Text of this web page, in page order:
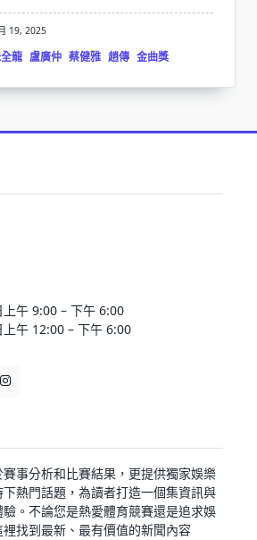
19, 2025
龍 盧廣仲 蔡健雅 趙傳 金曲獎
午 9:00 – 下午 6:00
午 12:00 – 下午 6:00
事分析和比賽結果，更提供獨家娛樂
熱門話題，為讀者打造一個集資訊與
。不論您是熱愛體育競賽還是追求娛
找到最新、最有價值的新聞內容